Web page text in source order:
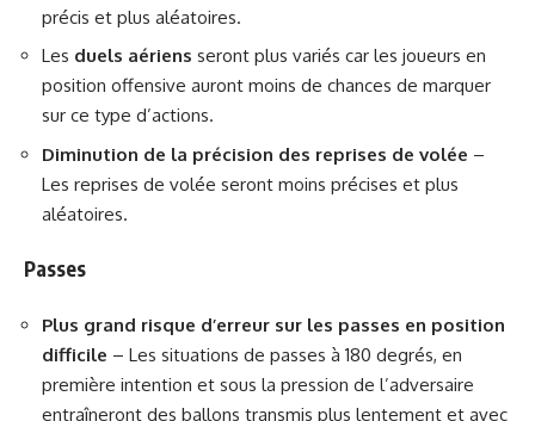
précis et plus aléatoires.
Les duels aériens seront plus variés car les joueurs en
position offensive auront moins de chances de marquer
sur ce type d’actions.
Diminution de la précision des reprises de volée –
Les reprises de volée seront moins précises et plus
aléatoires.
Passes
Plus grand risque d’erreur sur les passes en position
difficile – Les situations de passes à 180 degrés, en
première intention et sous la pression de l’adversaire
entraîneront des ballons transmis plus lentement et avec